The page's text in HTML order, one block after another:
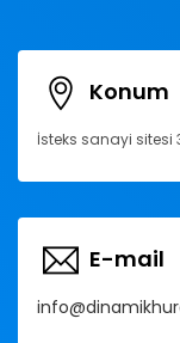
Konum
İsteks sanayi sitesi
E-mail